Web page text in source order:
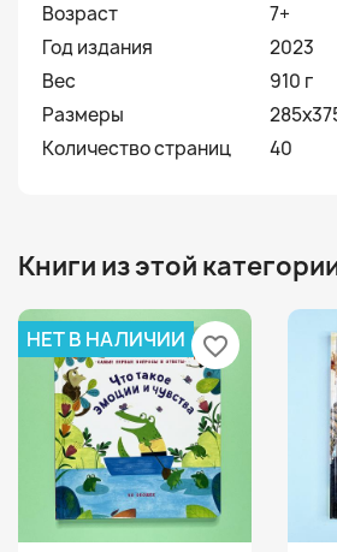
Возраст
7+
Год издания
2023
Вес
910 г
Размеры
Количество страниц
40
Книги из этой
НЕТ В НАЛИЧИИ favorite_border